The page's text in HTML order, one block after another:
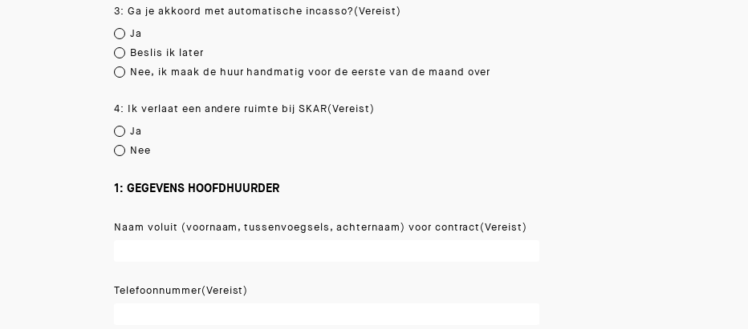
3: Ga je akkoord met automatische incasso?(Vereist)
Ja
Beslis ik later
Nee, ik maak de huur handmatig voor de eerste van de maand over
4: Ik verlaat een andere ruimte bij SKAR(Vereist)
Ja
Nee
1: GEGEVENS HOOFDHUURDER
Naam voluit (voornaam, tussenvoegsels, achternaam) voor contract(Vereist)
Telefoonnummer(Vereist)